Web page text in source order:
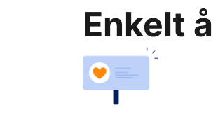
Enkelt